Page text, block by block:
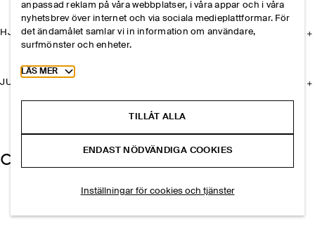
HJÄLP
JURIDISK INFORMATION
anpassad reklam på våra webbplatser, i våra appar och i våra
nyhetsbrev över internet och via sociala medieplattformar. För
det ändamålet samlar vi in information om användare,
surfmönster och enheter.
Toggle more cookie information
LÄS MER
TILLÅT ALLA
ENDAST NÖDVÄNDIGA COOKIES
Inställningar för cookies och tjänster